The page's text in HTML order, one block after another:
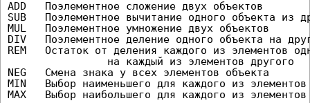
ADD   Поэлементное сложение двух объектов
SUB   Поэлементное вычитание одного объекта из
MUL   Поэлементное умножение двух объектов
DIV   Поэлементное деление одного объекта на
REM   Остаток от деления каждого из элементов
                на каждый из элементов другого
NEG   Смена знака у всех элементов объекта
MIN   Выбор наименьшего для каждого из
MAX   Выбор наибольшего для каждого из